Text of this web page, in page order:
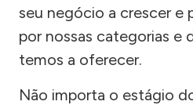
seu negócio a crescer e
por nossas categorias e
temos a oferecer.
Não importa o estágio